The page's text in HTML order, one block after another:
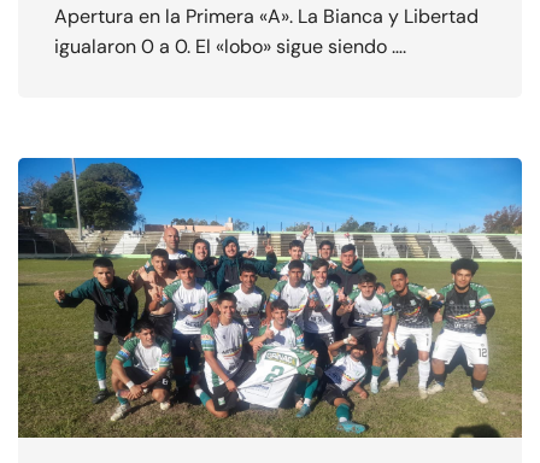
Apertura en la Primera «A». La Bianca y Libertad
igualaron 0 a 0. El «lobo» sigue siendo ….